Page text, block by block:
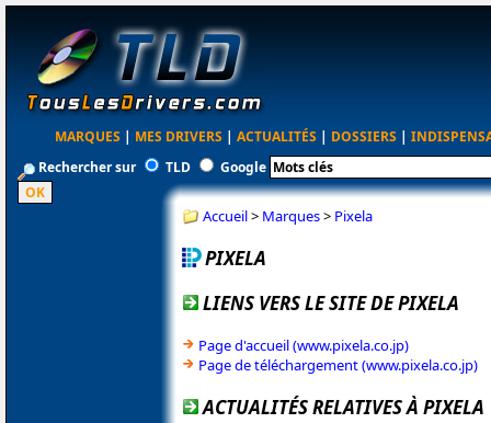
MARQUES | MES DRIVERS | ACTUALITÉS | DOSSIERS |
Rechercher sur
TLD Google
Accueil> Marques> Pixela
PIXELA
LIENS VERS LE SITE DE PIXELA
Page d'accueil (www.pixela.co.jp)
Page de téléchargement (www.pixela.co.jp)
ACTUALITÉS RELATIVES À PIXELA